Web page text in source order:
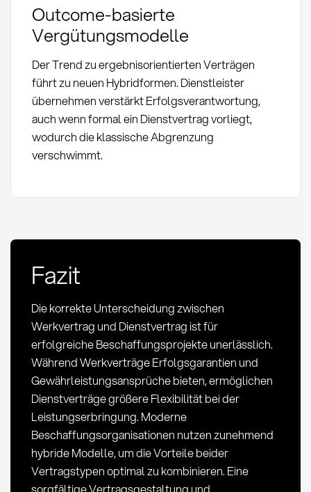
Outcome-basierte
Vergütungsmodelle
Der Trend zu ergebnisorientierten Verträgen
führt zu neuen Hybridformen. Dienstleister
übernehmen verstärkt Erfolgsverantwortung,
auch wenn formal ein Dienstvertrag vorliegt,
wodurch die klassische Abgrenzung
verschwimmt.
Fazit
Die korrekte Unterscheidung zwischen
Werkvertrag und Dienstvertrag ist für
erfolgreiche Beschaffungsprojekte unerlässlich.
Während Werkverträge Erfolgsgarantien und
Gewährleistungsansprüche bieten, ermöglichen
Dienstverträge größere Flexibilität bei der
Leistungserbringung. Moderne
Beschaffungsorganisationen nutzen zunehmend
hybride Modelle, um die Vorteile beider
Vertragstypen optimal zu kombinieren. Eine
sorgfältige Vertragsgestaltung und